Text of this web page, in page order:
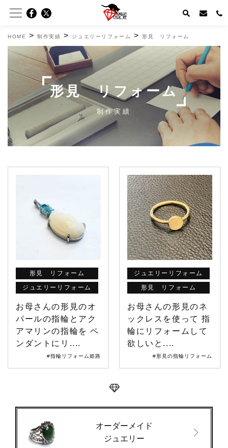
HOME >制作実績 > ジュエリーリフォーム >形見 リフォーム
形見 リフォーム
制作実績
形見 リフォーム
ジュエリーリフォーム
お母さんの形見のオ
パールの指輪とアク
アマリンの指輪を ペ
ンダントにリ....
#指輪リフォーム姫路
ジュエリーリフォーム
形見 リフォーム
お母さんの形見のネ
ックレスを使って 指
輪にリフォームして
欲しいと....
#形見の指輪リフォーム
オーダーメイド
ジュエリー